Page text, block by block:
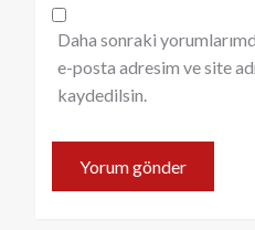
Daha sonraki
e-posta adresim ve site
kaydedilsin.